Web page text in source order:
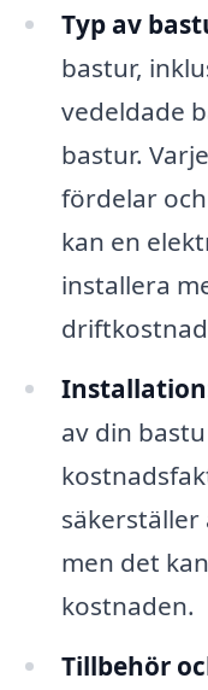
Typ av
bastur,
vedeldade
bastur.
fördelar
kan en
installera
av din
men det
kostnaden.
Tillbehör